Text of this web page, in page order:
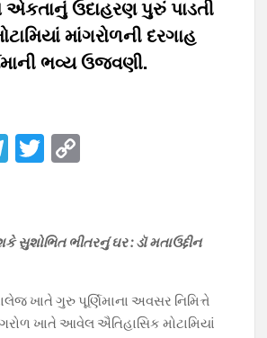
એકતાનું ઉદાહરણ પુરું પાડતી
માંગરોળની દરગાહ
ભવ્ય ઉજવણી.
T
gr
m
T
er y
n
k
સુશોભિત ભીતરનું ઘર : ડૉ મતાઉદ્દીન
ખાતે ગુરુ પૂર્ણિમાના અવસર નિમિત્તે
ખાતે આવેલ ઐતિહાસિક મોટામિયાં